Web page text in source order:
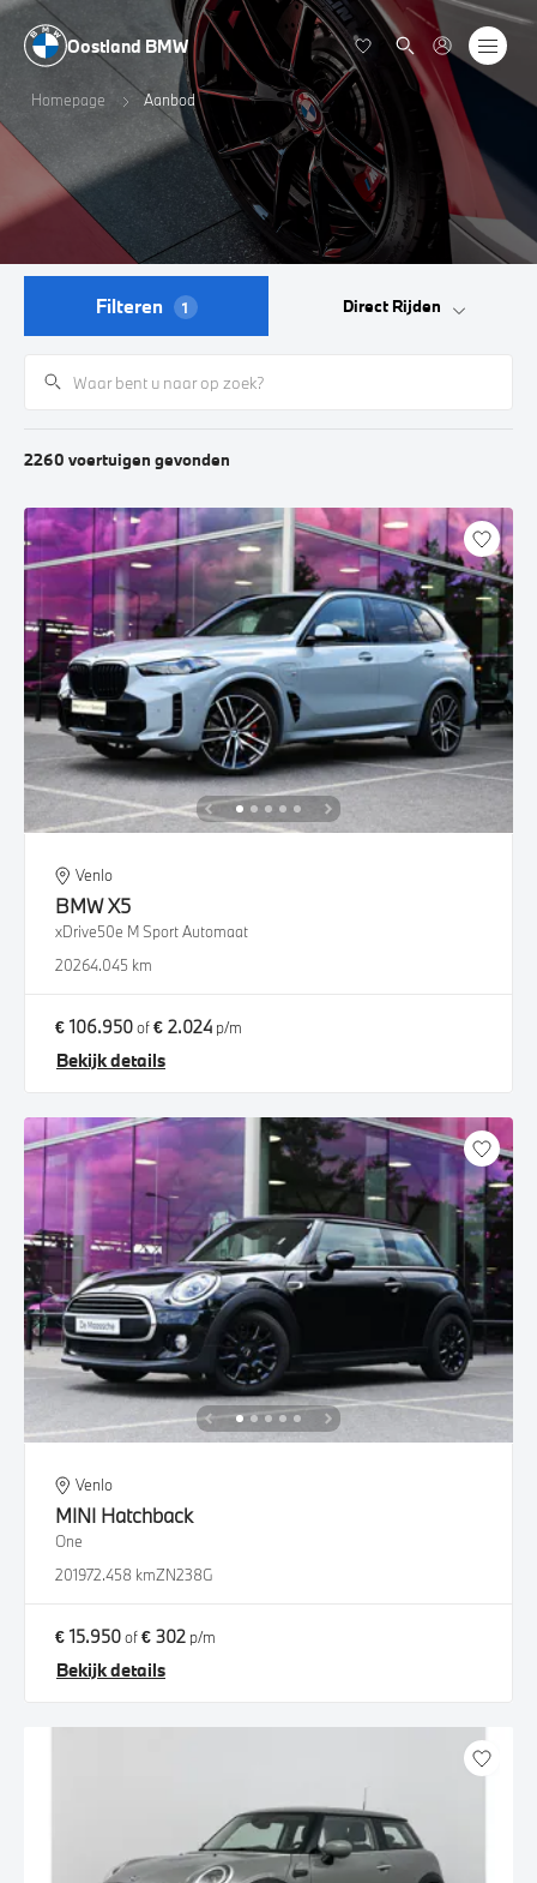
Oostland BMW
Homepage Aanbod
Filteren 1 Direct Rijden
2260 voertuigen gevonden
Venlo
BMWX5
xDrive50e M Sport Automaat
20264.045 km
€ 106.950of€ 2.024 p/m
Bekijk details
Venlo
MINI Hatchback
One
201972.458 kmZN238G
€ 15.950of€ 302 p/m
Bekijk details